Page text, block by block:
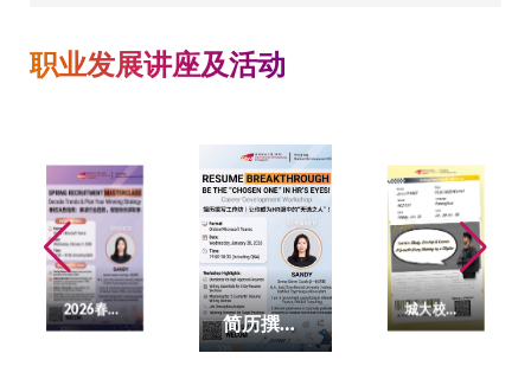
校历
快速链接
屑
职业发展讲座及活动
2026春招决胜指南讲座
简历撰写工作坊
城大校友升学与职业成长分享会